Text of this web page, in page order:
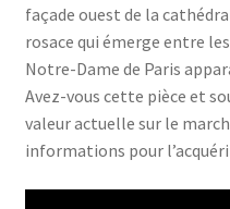
façade ouest de la
rosace qui émerge entre
Notre-Dame de Paris
Avez-vous cette pièce et
valeur actuelle sur le
informations pour